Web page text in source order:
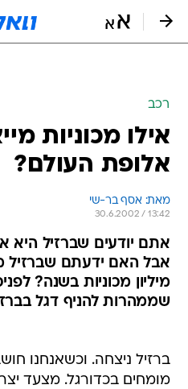
רכב
אילו מכוניות
אלופת העולם?
מאת: אסף בר-שי
30.6.2002 / 13:42
אתם יודעים שברזיל היא
אבל האם ידעתם שברזיל
מיליון מכוניות בשנה?
שממהרות להניף דגל
ברזיל ניצחה. וכשאנחנו
מומחים בכדורגל. מצעד